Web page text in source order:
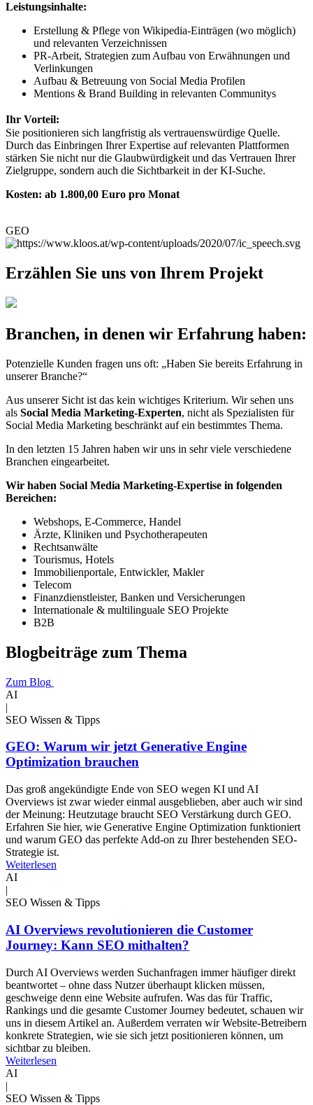
Leistungsinhalte:
Erstellung & Pflege von Wikipedia-Einträgen (wo möglich)
und relevanten Verzeichnissen
PR-Arbeit, Strategien zum Aufbau von Erwähnungen und
Verlinkungen
Aufbau & Betreuung von Social Media Profilen
Mentions & Brand Building in relevanten Communitys
Ihr Vorteil:
Sie positionieren sich langfristig als vertrauenswürdige Quelle.
Durch das Einbringen Ihrer Expertise auf relevanten Plattformen
stärken Sie nicht nur die Glaubwürdigkeit und das Vertrauen Ihrer
Zielgruppe, sondern auch die Sichtbarkeit in der KI-Suche.
Kosten: ab 1.800,00 Euro pro Monat
GEO
Erzählen Sie uns von Ihrem Projekt
Branchen, in denen wir Erfahrung haben:
Potenzielle Kunden fragen uns oft: „Haben Sie bereits Erfahrung in
unserer Branche?“
Aus unserer Sicht ist das kein wichtiges Kriterium. Wir sehen uns
als Social Media Marketing-Experten, nicht als Spezialisten für
Social Media Marketing beschränkt auf ein bestimmtes Thema.
In den letzten 15 Jahren haben wir uns in sehr viele verschiedene
Branchen eingearbeitet.
Wir haben Social Media Marketing-Expertise in folgenden
Bereichen:
Webshops, E-Commerce, Handel
Ärzte, Kliniken und Psychotherapeuten
Rechtsanwälte
Tourismus, Hotels
Immobilienportale, Entwickler, Makler
Telecom
Finanzdienstleister, Banken und Versicherungen
Internationale & multilinguale SEO Projekte
B2B
Blogbeiträge zum Thema
Zum Blog
AI
|
SEO Wissen & Tipps
GEO: Warum wir jetzt Generative Engine
Optimization brauchen
Das groß angekündigte Ende von SEO wegen KI und AI
Overviews ist zwar wieder einmal ausgeblieben, aber auch wir sind
der Meinung: Heutzutage braucht SEO Verstärkung durch GEO.
Erfahren Sie hier, wie Generative Engine Optimization funktioniert
und warum GEO das perfekte Add-on zu Ihrer bestehenden SEO-
Strategie ist.
Weiterlesen
AI
|
SEO Wissen & Tipps
AI Overviews revolutionieren die Customer
Journey: Kann SEO mithalten?
Durch AI Overviews werden Suchanfragen immer häufiger direkt
beantwortet – ohne dass Nutzer überhaupt klicken müssen,
geschweige denn eine Website aufrufen. Was das für Traffic,
Rankings und die gesamte Customer Journey bedeutet, schauen wir
uns in diesem Artikel an. Außerdem verraten wir Website-Betreibern
konkrete Strategien, wie sie sich jetzt positionieren können, um
sichtbar zu bleiben.
Weiterlesen
AI
|
SEO Wissen & Tipps